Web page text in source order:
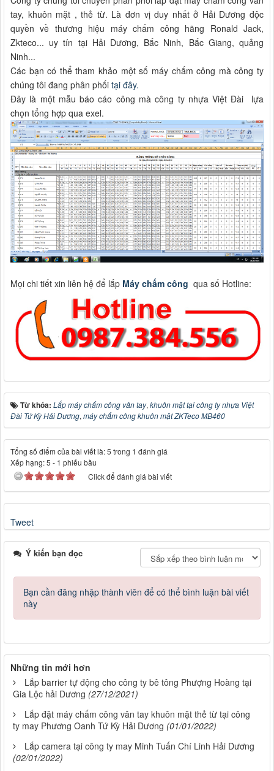
tay, khuôn mặt , thẻ từ. Là đơn vị duy nhất ở Hải Dương độc
quyền về thương hiệu máy chấm công hãng Ronald Jack,
Zkteco... uy tín tại Hải Dương, Bắc Ninh, Bắc Giang, quảng
Ninh...
Các bạn có thể tham khảo một số máy chấm công mà công ty
chúng tôi đang phân phối tại đây.
Đây là một mẫu báo cáo công mà công ty nhựa Việt Đài lựa
chọn tổng hợp qua exel.
Mọi chi tiết xin liên hệ để lắp Máy chấm công qua số Hotline:
Từ khóa: Lắp máy chấm công vân tay, khuôn mặt tại công ty nhựa Việt
Đài Tứ Kỳ Hải Dương, máy chấm công khuôn mặt ZKTeco MB460
Tổng số điểm của bài viết là: 5 trong 1 đánh giá
Xếp hạng:5 - 1 phiếu bầu
Click để đánh giá bài viết
Tweet
Ý kiến bạn đọc
Bạn cần đăng nhập thành viên để có thể bình luận bài viết
này
Những tin mới hơn
Lắp barrier tự động cho công ty bê tông Phượng Hoàng tại
Gia Lộc hải Dương (27/12/2021)
Lắp đặt máy chấm công vân tay khuôn mặt thẻ từ tại công
ty may Phương Oanh Tứ Kỳ Hải Dương (01/01/2022)
Lắp camera tại công ty may Minh Tuấn Chí Linh Hải Dương
(02/01/2022)